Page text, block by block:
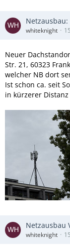
Netzausbau:
whiteknight
Neuer
Str. 21, 60323
welcher NB dort
Ist schon ca. seit
in kürzerer
Netzausbau
whiteknight